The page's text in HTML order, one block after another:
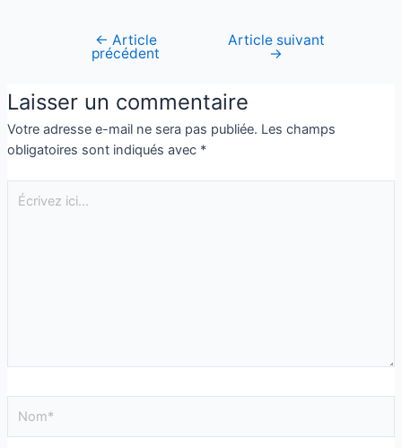
← Article
précédent
Article suivant
→
Laisser un commentaire
Votre adresse e-mail ne sera pas publiée. Les champs
obligatoires sont indiqués avec *